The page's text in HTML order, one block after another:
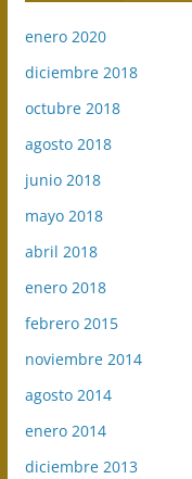
enero 2020
diciembre 2018
octubre 2018
agosto 2018
junio 2018
mayo 2018
abril 2018
enero 2018
febrero 2015
noviembre 2014
agosto 2014
enero 2014
diciembre 2013